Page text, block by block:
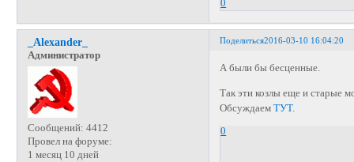
0
Поделиться2016-03-10 16:04:20
_Alexander_
Администратор
Сообщений: 4412
Провел на форуме:
1 месяц 10 дней
А были бы бесценные.
Так эти козлы еще и старые
ОбсуждаемТУТ.
0